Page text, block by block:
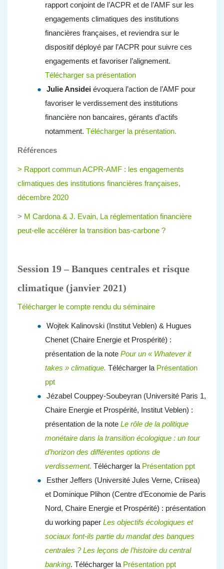
rapport conjoint de l’ACPR et de l’AMF sur les
engagements climatiques des institutions
financières françaises, et reviendra sur le
dispositif déployé par l’ACPR pour suivre ces
engagements et favoriser l’alignement.
Télécharger sa présentation
Julie Ansideiévoquera l’action de l’AMF pour
favoriser le verdissement des institutions
financière non bancaires, gérants d’actifs
notamment. Télécharger la présentation.
Références
> Rapport commun ACPR-AMF : les engagements
climatiques des institutions financières françaises,
décembre 2020
> M Cardona & J. Evain, La réglementation financière
peut-elle accélérer la transition bas-carbone ?
Session 19 – Banques centrales et risque
climatique (janvier 2021)
Télécharger le compte rendu du séminaire
Wojtek Kalinovski (Institut Veblen) & Hugues
Chenet (Chaire Energie et Prospérité) :
présentation de la note Pour un « Whatever it
takes » climatique. Télécharger la Présentation
ppt
Jézabel Couppey-Soubeyran (Université Paris 1,
Chaire Energie et Prospérité, Institut Veblen) :
présentation de la note Le rôle de la politique
monétaire dans la transition écologique : un tour
d’horizon des différentes options de
verdissement. Télécharger la Présentation ppt
Esther Jeffers (Université Jules Verne, Criisea)
et Dominique Plihon (Centre d’Economie de Paris
Nord, Chaire Energie et Prospérité) : présentation
du working paper Les objectifs écologiques et
sociaux font-ils partie du mandat des banques
centrales ? Les leçons de l’histoire du central
banking. Télécharger la Présentation ppt